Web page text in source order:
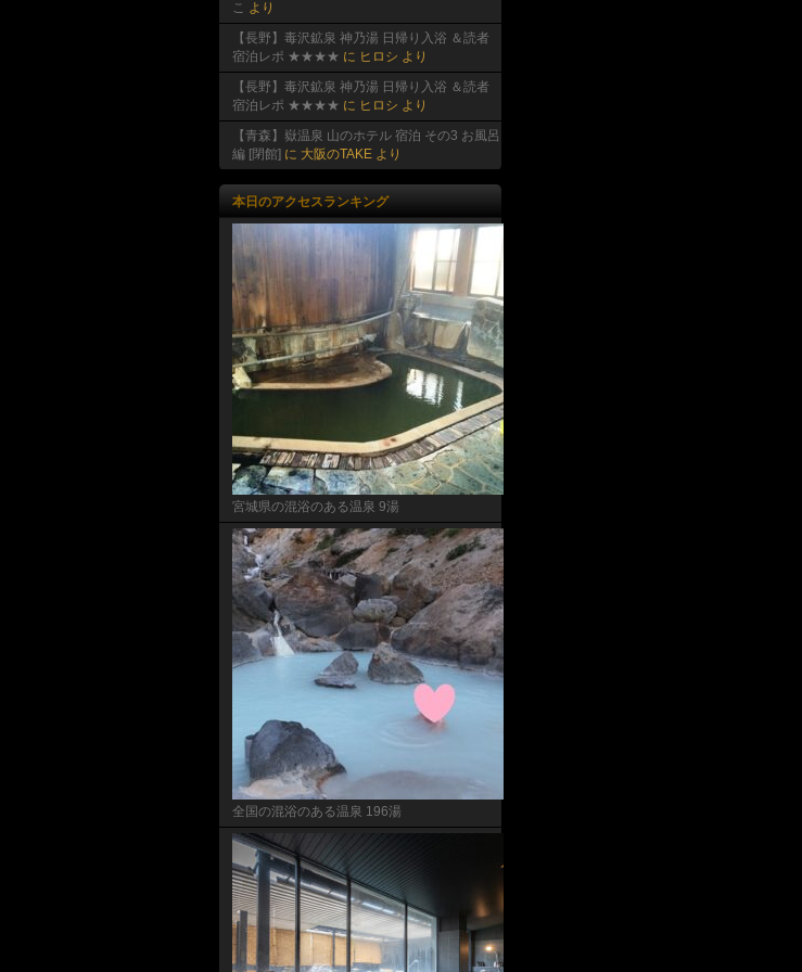
こ より
【長野】毒沢鉱泉 神乃湯 日帰り入浴 ＆読者
宿泊レポ ★★★★ に ヒロシ より
【長野】毒沢鉱泉 神乃湯 日帰り入浴 ＆読者
宿泊レポ ★★★★ に ヒロシ より
【青森】嶽温泉 山のホテル 宿泊 その3 お風呂
編 [閉館] に 大阪のTAKE より
本日のアクセスランキング
宮城県の混浴のある温泉 9湯
全国の混浴のある温泉 196湯